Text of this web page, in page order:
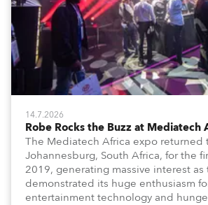
14.7.2026
Robe Rocks the Buzz at Mediatech
The Mediatech Africa expo returned
Johannesburg, South Africa, for the
2019, generating massive interest as
demonstrated its huge enthusiasm
entertainment technology and